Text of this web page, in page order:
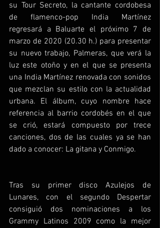
su Tour Secreto, la cantante cordobesa
de flamenco-pop India Martínez
regresará a Baluarte el próximo 7 de
marzo de 2020 (20.30 h.) para presentar
su nuevo trabajo, Palmeras, que verá la
luz este otoño y en el que se presenta
una India Martínez renovada con sonidos
que mezclan su estilo con la actualidad
urbana. El álbum, cuyo nombre hace
referencia al barrio cordobés en el que
se crió, estará compuesto por trece
canciones, dos de las cuales ya se han
dado a conocer: La gitana y Conmigo.
Tras su primer disco Azulejos de
Lunares, con el segundo Despertar
consiguió dos nominaciones a los
Grammy Latinos 2009 como la mejor